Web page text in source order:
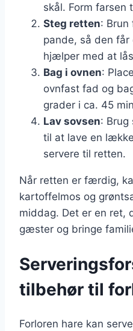
skål. Form farsen
Steg retten: Brun
pande, så den
hjælper med at
Bag i ovnen:
ovnfast fad og
grader i ca. 45
Lav sovsen: Brug
til at lave en
servere til retten.
Når retten er færdig,
kartoffelmos og
middag. Det er en ret,
gæster og bringe
tilbehør til
Forloren hare kan